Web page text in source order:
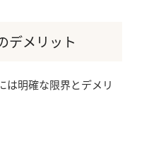
デメリット
は明確な限界とデメリ